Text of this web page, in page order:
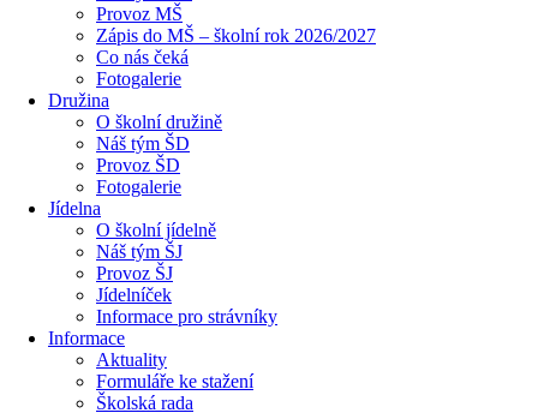
Provoz MŠ
Zápis do MŠ – školní rok 2026/2027
Co nás čeká
Fotogalerie
Družina
O školní družině
Náš tým ŠD
Provoz ŠD
Fotogalerie
Jídelna
O školní jídelně
Náš tým ŠJ
Provoz ŠJ
Jídelníček
Informace pro strávníky
Informace
Aktuality
Formuláře ke stažení
Školská rada